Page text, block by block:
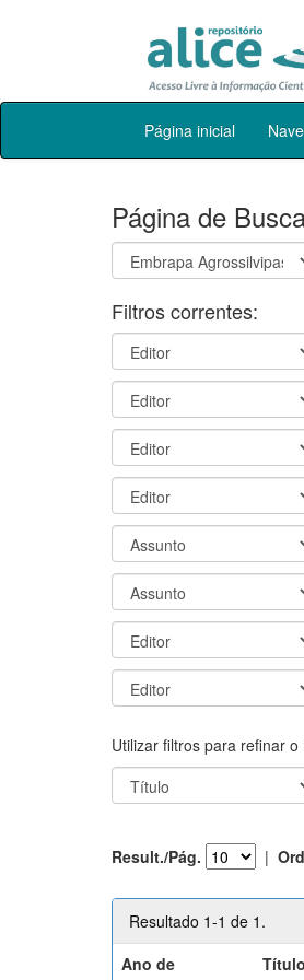
Skip
Página inicial
Página de
Filtros correntes:
Utilizar filtros para refinar
Result./Pág. |
Resultado 1-1 de 1.
Ano de
Título